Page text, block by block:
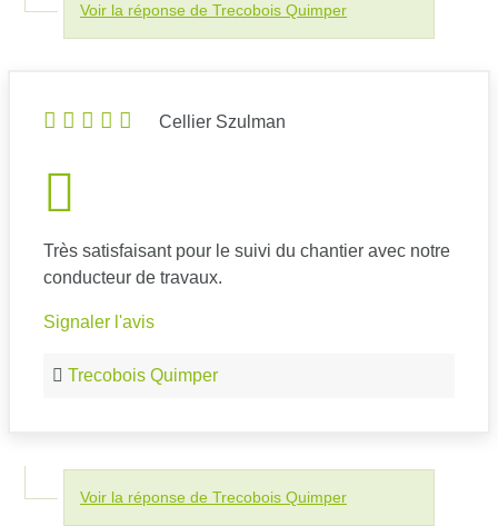
Voir la réponse de Trecobois Quimper
Cellier Szulman
Très satisfaisant pour le suivi du chantier avec notre
conducteur de travaux.
Signaler l'avis
Trecobois Quimper
Voir la réponse de Trecobois Quimper